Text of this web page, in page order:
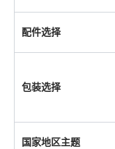
配件选择
包装选择
国家地区主题